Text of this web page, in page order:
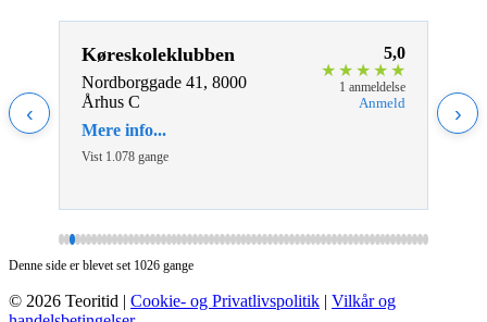
‹
Køreskoleklubben
Nordborggade 41, 8000
Århus C
Mere info...
Vist 1.078 gange
5,0
★ ★ ★ ★ ★
1 anmeldelse
Anmeld ›
Denne side er blevet set 1026 gange
© 2026 Teoritid | Cookie- og Privatlivspolitik | Vilkår og